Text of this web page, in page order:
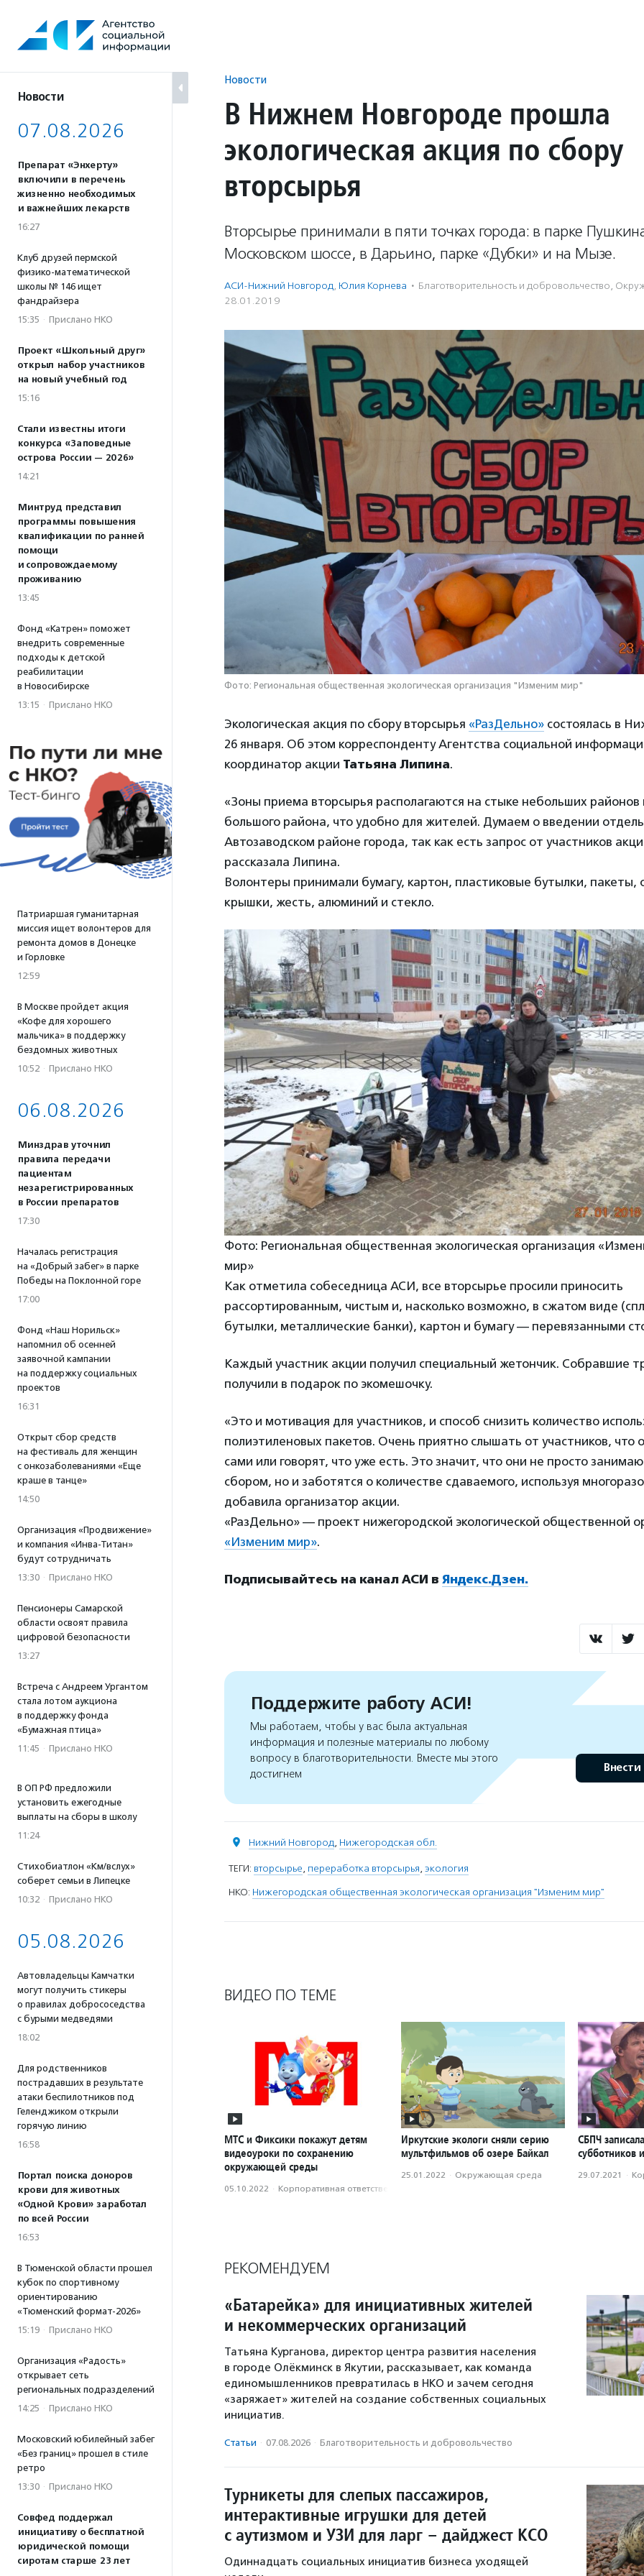
содержанию
Новости
07.08.2026
Препарат «Энхерту»
включили в перечень
жизненно необходимых
и важнейших лекарств
16:27
Клуб друзей пермской
физико-математической
школы № 146 ищет
фандрайзера
15:35 · Прислано НКО
Проект «Школьный друг»
открыл набор участников
на новый учебный год
15:16
Стали известны итоги
конкурса «Заповедные
острова России — 2026»
14:21
Минтруд представил
программы повышения
квалификации по ранней
помощи
и сопровождаемому
проживанию
13:45
Фонд «Катрен» поможет
внедрить современные
подходы к детской
реабилитации
в Новосибирске
13:15 · Прислано НКО
Патриаршая гуманитарная
миссия ищет волонтеров для
ремонта домов в Донецке
и Горловке
12:59
В Москве пройдет акция
«Кофе для хорошего
мальчика» в поддержку
бездомных животных
10:52 · Прислано НКО
06.08.2026
Минздрав уточнил
правила передачи
пациентам
незарегистрированных
в России препаратов
17:30
Началась регистрация
на «Добрый забег» в парке
Победы на Поклонной горе
17:00
Фонд «Наш Норильск»
напомнил об осенней
заявочной кампании
на поддержку социальных
проектов
16:31
Открыт сбор средств
на фестиваль для женщин
с онкозаболеваниями «Еще
краше в танце»
14:50
Организация «Продвижение»
и компания «Инва-Титан»
будут сотрудничать
13:30 · Прислано НКО
Пенсионеры Самарской
области освоят правила
цифровой безопасности
13:27
Встреча с Андреем Ургантом
стала лотом аукциона
в поддержку фонда
«Бумажная птица»
11:45 · Прислано НКО
В ОП РФ предложили
установить ежегодные
выплаты на сборы в школу
11:24
Стихобиатлон «Км/вслух»
соберет семьи в Липецке
10:32 · Прислано НКО
05.08.2026
Автовладельцы Камчатки
могут получить стикеры
о правилах добрососедства
с бурыми медведями
18:02
Для родственников
пострадавших в результате
атаки беспилотников под
Геленджиком открыли
горячую линию
16:58
Портал поиска доноров
крови для животных
«Одной Крови» заработал
по всей России
16:53
В Тюменской области прошел
кубок по спортивному
ориентированию
«Тюменский формат-2026»
15:19 · Прислано НКО
Организация «Радость»
открывает сеть
региональных подразделений
14:25 · Прислано НКО
Московский юбилейный забег
«Без границ» прошел в стиле
ретро
13:30 · Прислано НКО
Совфед поддержал
инициативу о бесплатной
юридической помощи
сиротам старше 23 лет
Новости
В Нижнем Новгороде прошла
экологическая акция по сбору
вторсырья
Вторсырье принимали в пяти точках города: в парке
Московском шоссе, в Дарьино, парке «Дубки» и на Мызе.
АСИ-Нижний Новгород, Юлия Корнева · Благотвори­тель­ность и доброволь­чест­во,
28.01.2019
Фото: Региональная общественная экологическая организация "Изменим мир"
Экологическая акция по сбору вторсырья «РазДельно» состоялась в
26 января. Об этом корреспонденту Агентства социальной
координатор акции Татьяна Липина.
«Зоны приема вторсырья располагаются на стыке небольших районов
большого района, что удобно для жителей. Думаем о введении
Автозаводском районе города, так как есть запрос от участников
рассказала Липина.
Волонтеры принимали бумагу, картон, пластиковые бутылки, пакеты,
крышки, жесть, алюминий и стекло.
Фото: Региональная общественная экологическая организация
мир»
Как отметила собеседница АСИ, все вторсырье просили приносить
рассортированным, чистым и, насколько возможно, в сжатом виде
бутылки, металлические банки), картон и бумагу — перевязанными
Каждый участник акции получил специальный жетончик. Собравшие
получили в подарок по экомешочку.
«Это и мотивация для участников, и способ снизить количество
полиэтиленовых пакетов. Очень приятно слышать от участников, что
сами или говорят, что уже есть. Это значит, что они не просто
сбором, но и заботятся о количестве сдаваемого, используя
добавила организатор акции.
«РазДельно» — проект нижегородской экологической общественной
«Изменим мир».
Подписывайтесь на канал АСИ в Яндекс.Дзен.
Поддержите работу АСИ!
Мы работаем, чтобы у вас была актуальная
информация и полезные материалы по любому
вопросу в благотворительности. Вместе мы этого
достигнем
Внести
Нижний Новгород, Нижегородская обл.
ТЕГИ: вторсырье, переработка вторсырья, экология
НКО: Нижегородская общественная экологическая организация "Изменим мир"
ВИДЕО ПО ТЕМЕ
МТС и Фиксики покажут детям
видеоуроки по сохранению
окружающей среды
05.10.2022 · Корпоративная ответственность
Иркутские экологи сняли серию
мультфильмов об озере Байкал
25.01.2022 · Окружающая среда
СБПЧ
субботников
29.07.2021 ·
РЕКОМЕНДУЕМ
«Батарейка» для инициативных жителей
и некоммерческих организаций
Татьяна Курганова, директор центра развития населения
в городе Олёкминск в Якутии, рассказывает, как команда
единомышленников превратилась в НКО и зачем сегодня
«заряжает» жителей на создание собственных социальных
инициатив.
Статьи · 07.08.2026 · Благотвори­тель­ность и доброволь­чест­во
Турникеты для слепых пассажиров,
интерактивные игрушки для детей
с аутизмом и УЗИ для ларг – дайджест КСО
Одиннадцать социальных инициатив бизнеса уходящей